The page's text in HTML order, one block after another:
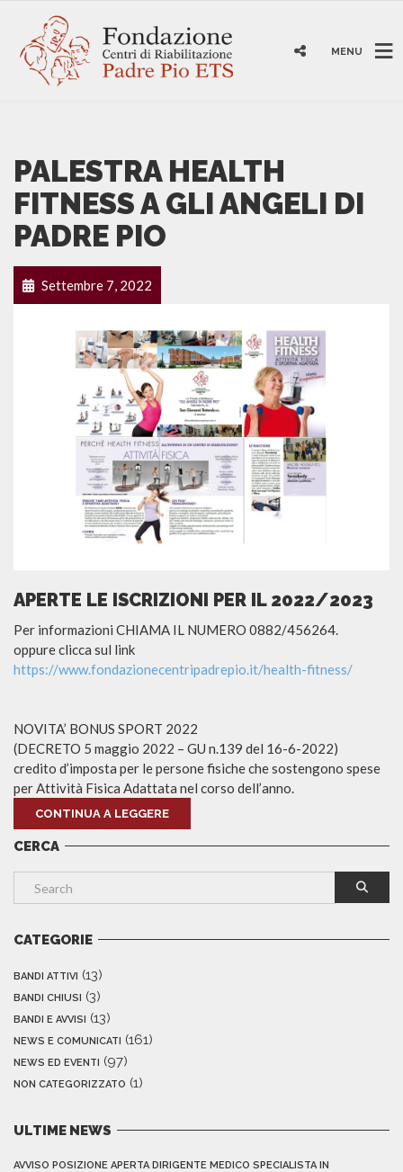
MENU
PALESTRA HEALTH
FITNESS A GLI ANGELI DI
PADRE PIO
Settembre 7, 2022
APERTE LE ISCRIZIONI PER IL 2022/2023
Per informazioni CHIAMA IL NUMERO 0882/456264.
oppure clicca sul link
https://www.fondazionecentripadrepio.it/health-fitness/
NOVITA’ BONUS SPORT 2022
(DECRETO 5 maggio 2022 – GU n.139 del 16-6-2022)
credito d’imposta per le persone fisiche che sostengono spese
per Attività Fisica Adattata nel corso dell’anno.
CONTINUA A LEGGERE
CERCA
CATEGORIE
BANDI ATTIVI (13)
BANDI CHIUSI (3)
BANDI E AVVISI (13)
NEWS E COMUNICATI (161)
NEWS ED EVENTI (97)
NON CATEGORIZZATO (1)
ULTIME NEWS
AVVISO POSIZIONE APERTA DIRIGENTE MEDICO SPECIALISTA IN